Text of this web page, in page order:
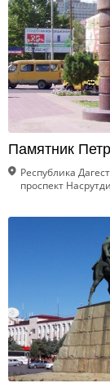
Памятник
Республика
проспект